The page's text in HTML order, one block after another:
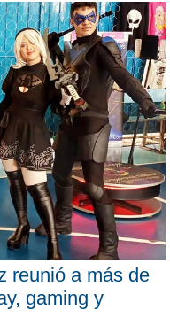
reunió a más de
gaming y